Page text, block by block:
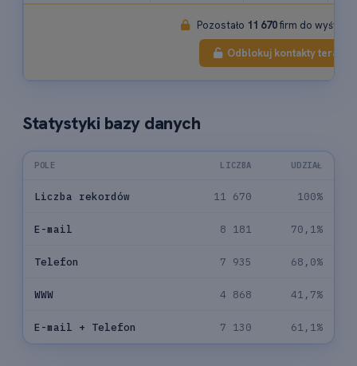
Pozostało 11 670firm do
Odblokuj kontakty teraz
Statystyki bazy danych
POLE LICZBA UDZIAŁ
Liczba rekordów 11 670 100%
E-mail 8 181 70,1%
Telefon 7 935 68,0%
WWW 4 868 41,7%
E-mail + Telefon 7 130 61,1%